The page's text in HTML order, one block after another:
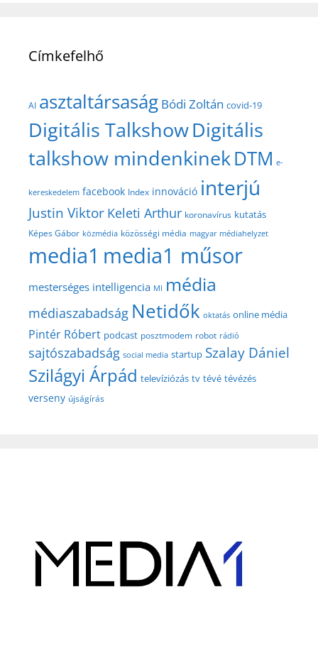
Címkefelhő
AI asztaltársaság Bódi Zoltán covid-19
Digitális TalkshowDigitális
talkshow mindenkinekDTM e-
kereskedelem facebook Index innováció interjú
Justin Viktor Keleti Arthur koronavírus kutatás
Képes Gábor közmédia közösségi média magyar médiahelyzet
media1 media1 műsor
mesterséges intelligencia MI média
médiaszabadság Netidők oktatás online média
Pintér Róbert podcast posztmodem robot rádió
sajtószabadság social media startup Szalay Dániel
Szilágyi Árpád televíziózás tv tévé tévézés
verseny újságírás